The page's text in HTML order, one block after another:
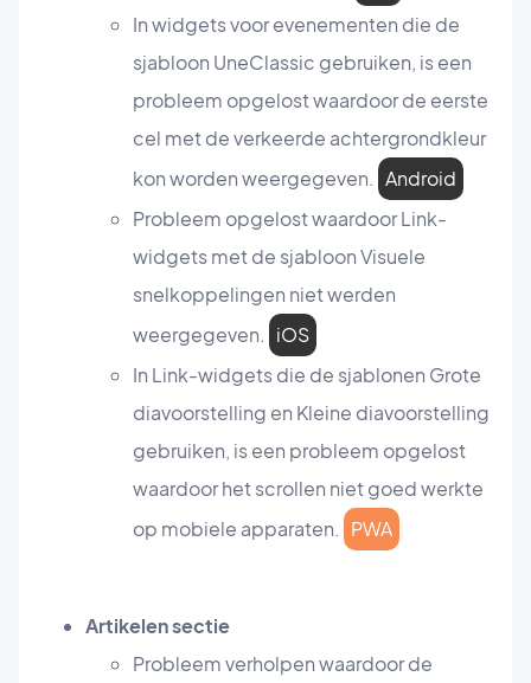
In widgets voor evenementen die de
sjabloon UneClassic gebruiken, is een
probleem opgelost waardoor de eerste
cel met de verkeerde achtergrondkleur
kon worden weergegeven. Android
Probleem opgelost waardoor Link-
widgets met de sjabloon Visuele
snelkoppelingen niet werden
weergegeven. iOS
In Link-widgets die de sjablonen Grote
diavoorstelling en Kleine diavoorstelling
gebruiken, is een probleem opgelost
waardoor het scrollen niet goed werkte
op mobiele apparaten. PWA
Artikelen sectie
Probleem verholpen waardoor de